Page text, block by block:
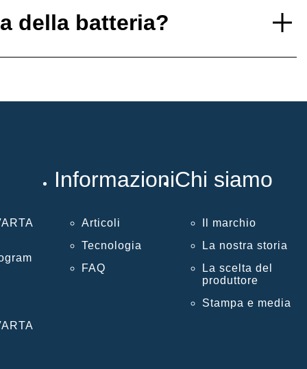
della batteria?
Informazioni
Articoli
Tecnologia
FAQ
Chi siamo
Il marchio
La nostra storia
La scelta del
produttore
Stampa e media